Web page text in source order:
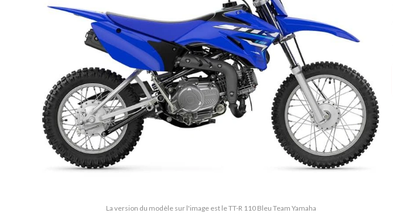
La version du modèle sur l'image est le TT-R 110 Bleu Team Yamaha